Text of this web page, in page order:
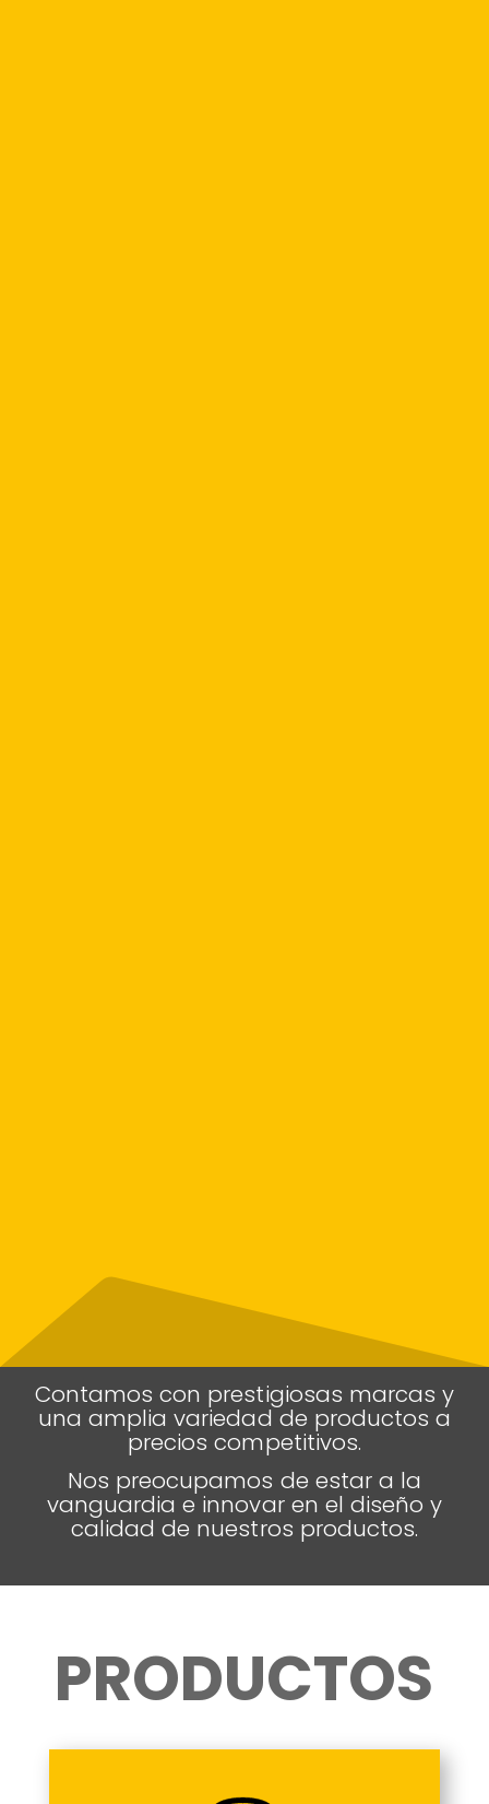
Contamos con prestigiosas marcas y
una amplia variedad de productos a
precios competitivos.
Nos preocupamos de estar a la
vanguardia e innovar en el diseño y
calidad de nuestros productos.
PRODUCTOS